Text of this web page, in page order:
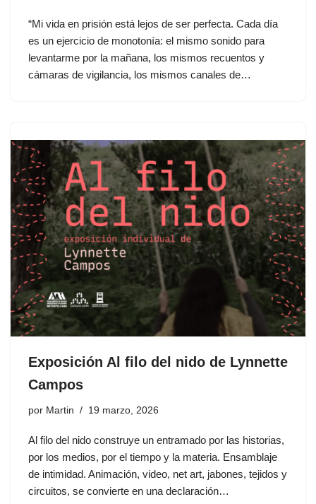
“Mi vida en prisión está lejos de ser perfecta. Cada día
es un ejercicio de monotonía: el mismo sonido para
levantarme por la mañana, los mismos recuentos y
cámaras de vigilancia, los mismos canales de…
Exposición Al filo del nido de Lynnette
Campos
por Martin 19 marzo, 2026
Al filo del nido construye un entramado por las historias,
por los medios, por el tiempo y la materia. Ensamblaje
de intimidad. Animación, video, net art, jabones, tejidos y
circuitos, se convierte en una declaración…